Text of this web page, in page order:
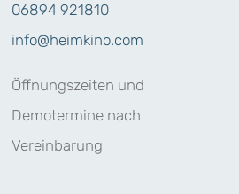
06894 921810
info@heimkino.com
Öffnungszeiten und
Demotermine nach
Vereinbarung